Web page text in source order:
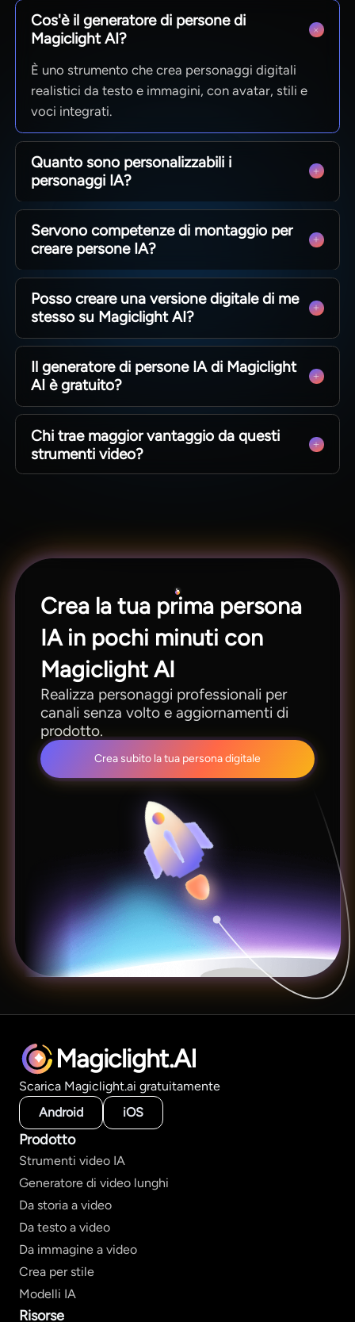
Cos'è il generatore di persone di
Magiclight AI?
È uno strumento che crea personaggi digitali
realistici da testo e immagini, con avatar, stili e
voci integrati.
Quanto sono personalizzabili i
personaggi IA?
Puoi modificare occhi, abiti, espressioni e pose.
Ampie opzioni per adattare il personaggio alla
tua storia o marchio.
Servono competenze di montaggio per
creare persone IA?
Non hai bisogno di esperienza. La piattaforma
gestisce scene e rendering, bastano semplici
indicazioni testuali.
Posso creare una versione digitale di me
stesso su Magiclight AI?
Sì. Carica una foto per clonare tratti somatici,
capelli e abbigliamento in modo rapido e
coerente.
Il generatore di persone IA di Magiclight
AI è gratuito?
Offre una prova gratuita con sistema di crediti.
Puoi testare tutte le funzioni prima di abbonarti.
Chi trae maggior vantaggio da questi
strumenti video?
Crea la tua prima persona
IA in pochi minuti con
Magiclight AI
Realizza personaggi professionali per
canali senza volto e aggiornamenti di
prodotto.
Crea subito la tua persona digitale
Magiclight.AI
Scarica Magiclight.ai gratuitamente
Android
iOS
Prodotto
Strumenti video IA
Generatore di video lunghi
Da storia a video
Da testo a video
Da immagine a video
Crea per stile
Modelli IA
Risorse